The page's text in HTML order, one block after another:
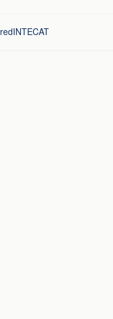
redINTECAT